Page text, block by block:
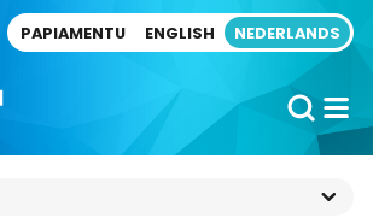
PAPIAMENTU ENGLISH NEDERLANDS